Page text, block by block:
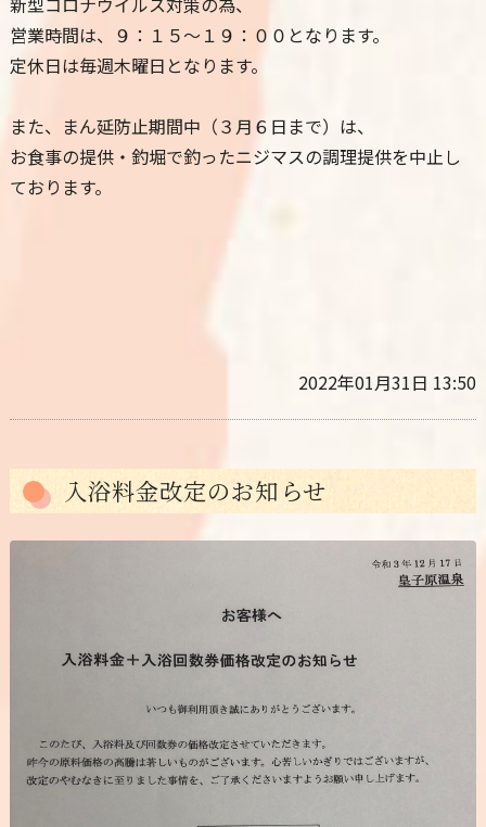
営業時間は、９：１５～１９：００となります。
定休日は毎週木曜日となります。
また、まん延防止期間中（３月６日まで）は、
お食事の提供・釣堀で釣ったニジマスの調理提供を中止し
ております。
2022年01月31日 13:50
入浴料金改定のお知らせ